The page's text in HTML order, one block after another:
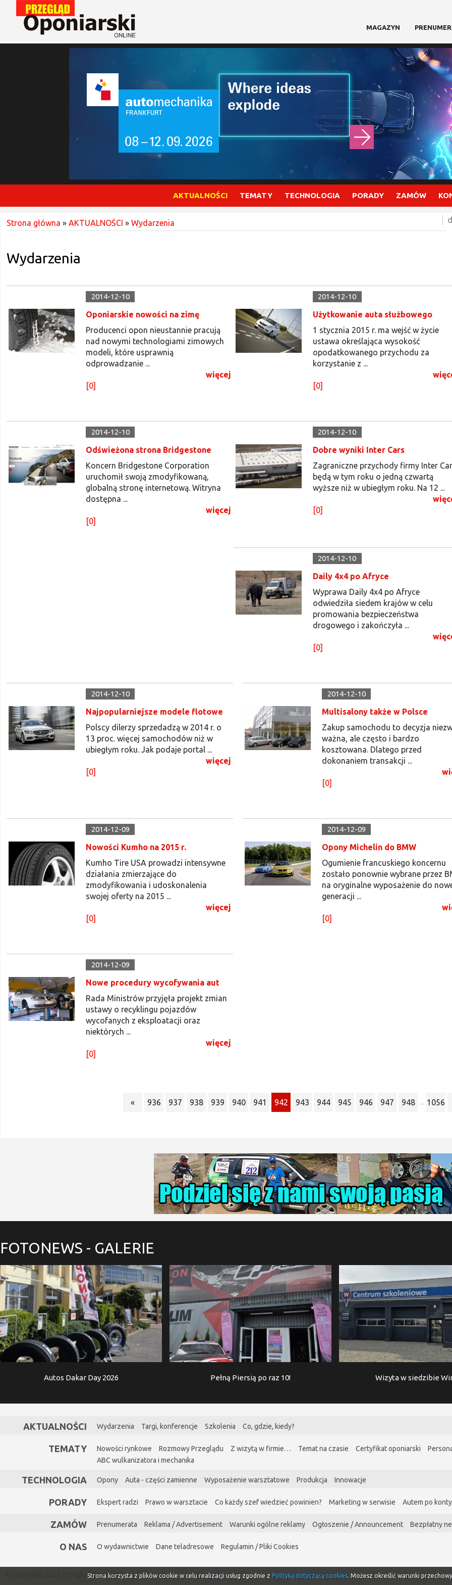
MAGAZYN
AKTUALNOŚCI TEMATY TECHNOLOGIA PORADY ZAMÓW
Strona główna » AKTUALNOŚCI » Wydarzenia
Wydarzenia
2014-12-10
Oponiarskie nowości na zimę
Producenci opon nieustannie pracują
nad nowymi technologiami zimowych
modeli, które usprawnią
odprowadzanie ...
więcej
[0]
2014-12-10
Użytkowanie auta służbowego
1 stycznia 2015 r. ma wejść w życie
ustawa określająca wysokość
opodatkowanego przychodu za
korzystanie z ...
[0]
2014-12-10
Odświeżona strona Bridgestone
Koncern Bridgestone Corporation
uruchomił swoją zmodyfikowaną,
globalną stronę internetową. Witryna
dostępna ...
więcej
[0]
2014-12-10
Dobre wyniki Inter Cars
Zagraniczne przychody firmy Inter
będą w tym roku o jedną czwartą
wyższe niż w ubiegłym roku. Na 12 ...
[0]
2014-12-10
Daily 4x4 po Afryce
Wyprawa Daily 4x4 po Afryce
odwiedziła siedem krajów w celu
promowania bezpieczeństwa
drogowego i zakończyła ...
[0]
2014-12-10
Najpopularniejsze modele flotowe
Polscy dilerzy sprzedadzą w 2014 r. o
13 proc. więcej samochodów niż w
ubiegłym roku. Jak podaje portal ...
więcej
[0]
2014-12-10
Multisalony także w Polsce
Zakup samochodu to decyzja
ważna, ale często i bardzo
kosztowana. Dlatego przed
dokonaniem transakcji ...
[0]
2014-12-09
Nowości Kumho na 2015 r.
Kumho Tire USA prowadzi intensywne
działania zmierzające do
zmodyfikowania i udoskonalenia
swojej oferty na 2015 ...
więcej
[0]
2014-12-09
Opony Michelin do BMW
Ogumienie francuskiego koncernu
zostało ponownie wybrane przez
na oryginalne wyposażenie do
generacji ...
[0]
2014-12-09
Nowe procedury wycofywania aut
Rada Ministrów przyjęła projekt zmian
ustawy o recyklingu pojazdów
wycofanych z eksploatacji oraz
niektórych ...
więcej
[0]
« 936 937 938 939 940 941 942 943 944 945 946 947 948 1056
FOTONEWS - GALERIE
Autos Dakar Day 2026 Pełną Piersią po raz 10! Wizyta w siedzibie
AKTUALNOŚCI Wydarzenia Targi, konferencje Szkolenia Co, gdzie, kiedy?
TEMATY Nowości rynkowe Rozmowy Przeglądu Z wizytą w firmie… Temat na czasie Certyfikat oponiarski
ABC wulkanizatora i mechanika
TECHNOLOGIA Opony Auta - części zamienne Wyposażenie warsztatowe Produkcja Innowacje
PORADY Ekspert radzi Prawo w warsztacie Co każdy szef wiedzieć powinien? Marketing w serwisie Autem po
ZAMÓW Prenumerata Reklama / Advertisement Warunki ogólne reklamy Ogłoszenie / Announcement Bezpłatny
O NAS O wydawnictwie Dane teladresowe Regulamin / Pliki Cookies
© Copyright 2026 Przegląd OponiarskiStrona korzysta z plików cookie w celu realizacji usług zgodnie z Polityką dotyczącą cookies. Możesz określić warunki